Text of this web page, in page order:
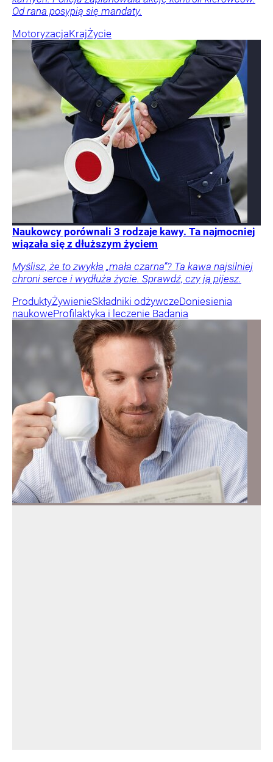
Od rana posypią się mandaty.
MotoryzacjaKrajŻycie
Naukowcy porównali 3 rodzaje kawy. Ta najmocniej
wiązała się z dłuższym życiem
Myślisz, że to zwykła „mała czarna”? Ta kawa najsilniej
chroni serce i wydłuża życie. Sprawdź, czy ją pijesz.
ProduktyŻywienieSkładniki odżywczeDoniesienia
naukoweProfilaktyka i leczenie Badania